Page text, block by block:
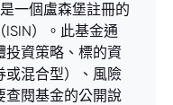
是一個盧森堡註冊的
）。此基金通
投資策略、標的資
或混合型）、風險
查閱基金的公開說